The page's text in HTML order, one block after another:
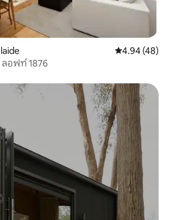
คะแนนเฉลี่ย
4.94 (48)
อฟท์ 1876